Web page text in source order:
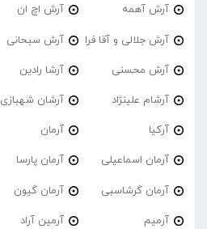
آرش آهمه آرش اچ ان
آرش جلالی و آقا فرا آرش سبحانی
آرش محسنی آرشا رادین
آرشام علینژاد آرشان شهبازی
آرکیا آرمان
آرمان اسماعیلی آرمان پارسا
آرمان گرشاسبی آرمان گیون
آرمیم آرمین آراد